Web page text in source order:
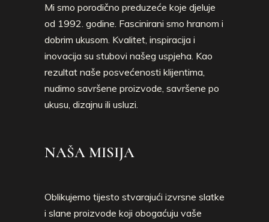
Mi smo porodično preduzeće koje djeluje
od 1992. godine. Fascinirani smo hranom i
dobrim ukusom. Kvalitet, inspiracija i
inovacija su stubovi našeg uspjeha. Kao
rezultat naše posvećenosti klijentima,
nudimo savršene proizvode, savršene po
ukusu, dizajnu ili usluzi.
NAŠA MISIJA
Oblikujemo tijesto stvarajući izvrsne slatke
i slane proizvode koji obogaćuju vaše